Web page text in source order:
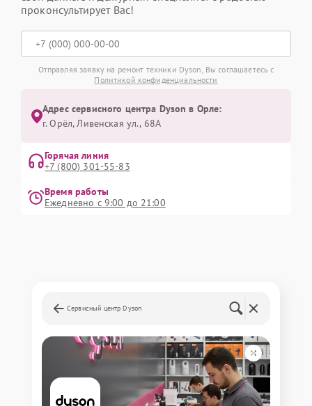
проконсультирует Вас!
Отправляя заявку на ремонт техники Dyson, Вы соглашаетесь с
Политикой конфиденциальности
Адрес сервисного центра Dyson в Орле:
г. Орёл, Ливенская ул., 68А
Горячая линия
+7 (800) 301-55-83
Время работы
Ежедневно с 9:00 до 21:00
Сервисный центр Dyson